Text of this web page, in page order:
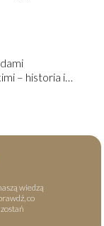
– historia i
wiedzą
co